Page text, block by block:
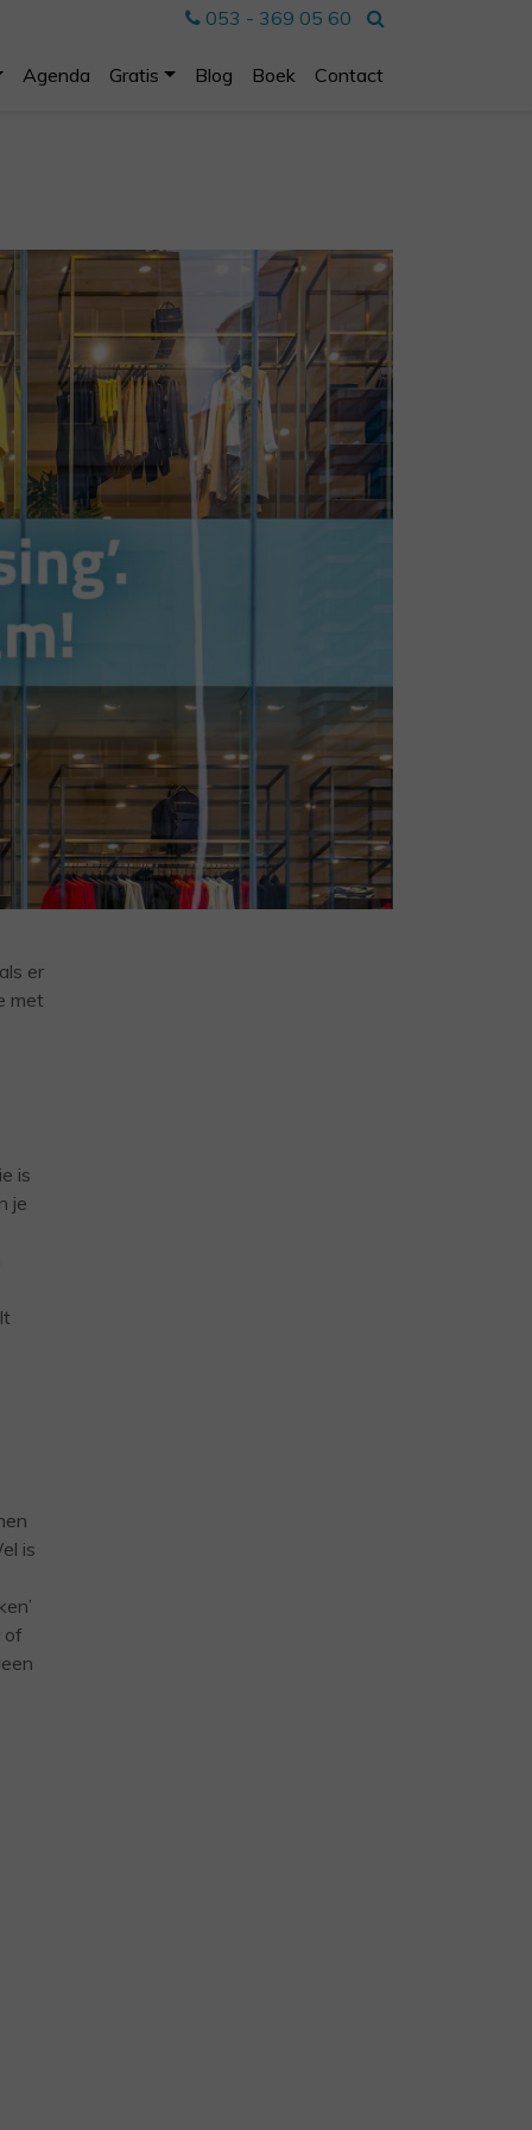
053 - 369 05 60
Agenda Gratis Blog Boek Contact
er
met
is
je
is
of